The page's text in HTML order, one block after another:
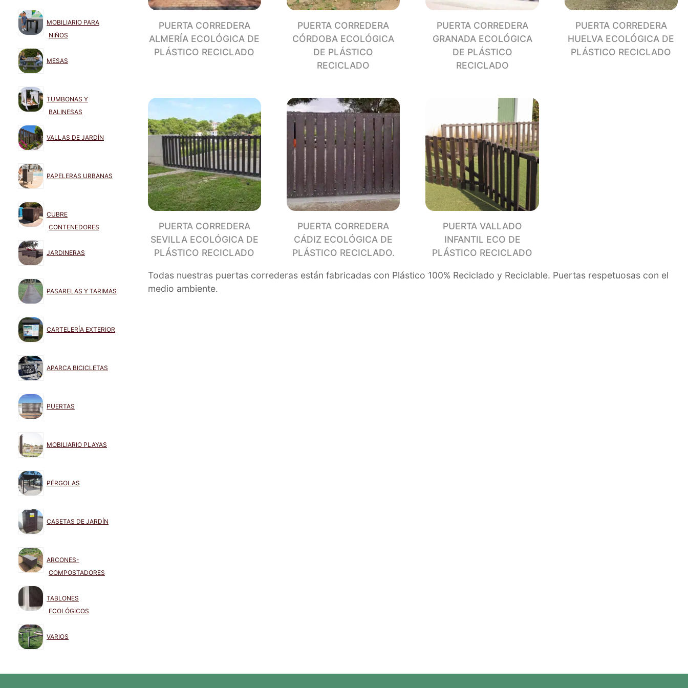
PUERTA CORREDERA
ALMERÍA ECOLÓGICA DE
PLÁSTICO RECICLADO
PUERTA CORREDERA
CÓRDOBA ECOLÓGICA
DE PLÁSTICO
RECICLADO
PUERTA CORREDERA
GRANADA ECOLÓGICA
DE PLÁSTICO
RECICLADO
PUERTA CORREDERA
HUELVA ECOLÓGICA DE
PLÁSTICO RECICLADO
PUERTA CORREDERA
SEVILLA ECOLÓGICA DE
PLÁSTICO RECICLADO
PUERTA CORREDERA
CÁDIZ ECOLÓGICA DE
PLÁSTICO RECICLADO.
PUERTA VALLADO
INFANTIL ECO DE
PLÁSTICO RECICLADO
Todas nuestras puertas correderas están fabricadas con Plástico 100% Reciclado y Reciclable. Puertas respetuosas con el
medio ambiente.
MOBILIARIO PARA
NIÑOS
MESAS
TUMBONAS Y
BALINESAS
VALLAS DE JARDÍN
PAPELERAS URBANAS
CUBRE
CONTENEDORES
JARDINERAS
PASARELAS Y TARIMAS
CARTELERÍA EXTERIOR
APARCA BICICLETAS
PUERTAS
MOBILIARIO PLAYAS
PÉRGOLAS
CASETAS DE JARDÍN
ARCONES-
COMPOSTADORES
TABLONES
ECOLÓGICOS
VARIOS